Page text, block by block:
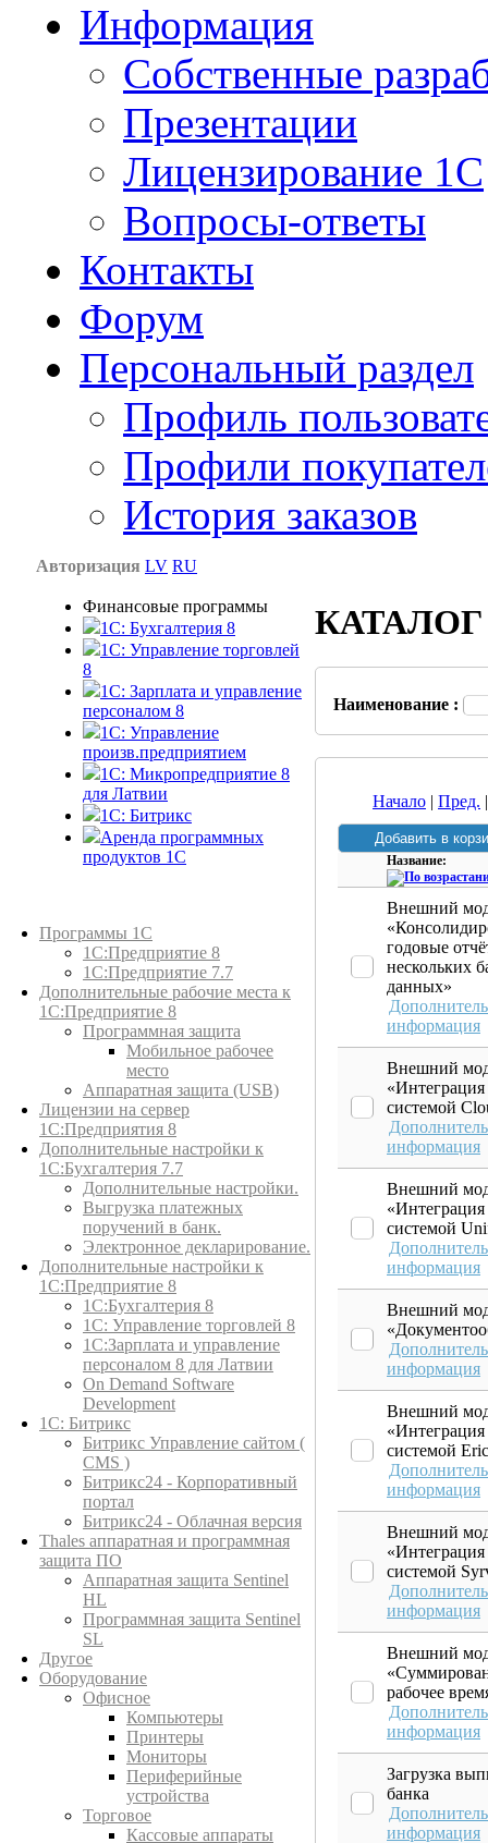
Информация
Собственные
Презентации
Лицензирование 1С
Вопросы-ответы
Контакты
Форум
Персональный раздел
Профиль
Профили
История заказов
Авторизация LV RU
Финансовые программы
1С: Бухгалтерия 8
1C: Управление торговлей
8
1C: Зарплата и управление
персоналом 8
1C: Управление
произв.предприятием
1С: Микропредприятие 8
для Латвии
1C: Битрикс
Аренда программных
продуктов 1С
Программы 1С
1С:Предприятие 8
1С:Предприятие 7.7
Дополнительные рабочие места к
1С:Предприятие 8
Программная защита
Мобильное рабочее
место
Аппаратная защита (USB)
Лицензии на сервер
1С:Предприятия 8
Дополнительные настройки к
1С:Бухгалтерия 7.7
Дополнительные настройки.
Выгрузка платежных
поручений в банк.
Электронное декларирование.
Дополнительные настройки к
1С:Предприятие 8
1С:Бухгалтерия 8
1C: Управление торговлей 8
1С:Зарплата и управление
персоналом 8 для Латвии
On Demand Software
Development
1С: Битрикс
Битрикс Управление сайтом (
CMS )
Битрикс24 - Корпоративный
портал
Битрикс24 - Облачная версия
Thales аппаратная и программная
защита ПО
Аппаратная защита Sentinel
HL
Программная защита Sentinel
SL
Другое
Оборудование
Офисное
Компьютеры
Принтеры
Мониторы
Периферийные
устройства
Торговое
Кассовые аппараты
КАТАЛОГ
Наименование :
Начало | Пред.
Название:
Внешний
годовые
нескольких
данных»
информация
Внешний
«Интеграция
системой
информация
Внешний
«Интеграция
системой
информация
Внешний
информация
Внешний
«Интеграция
системой
информация
Внешний
«Интеграция
системой
информация
Внешний
рабочее
информация
Загрузка
банка
информация